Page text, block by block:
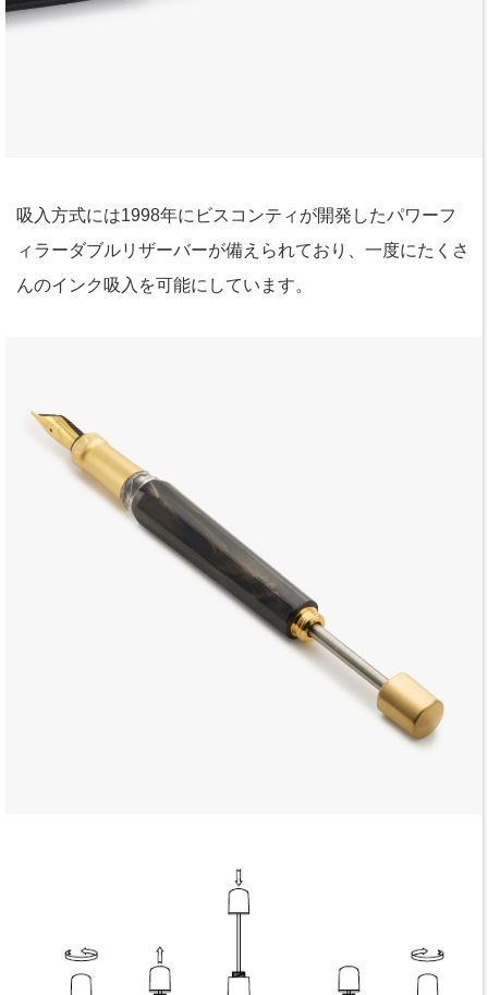
吸入方式には1998年にビスコンティが開発したパワーフ
ィラーダブルリザーバーが備えられており、一度にたくさ
んのインク吸入を可能にしています。